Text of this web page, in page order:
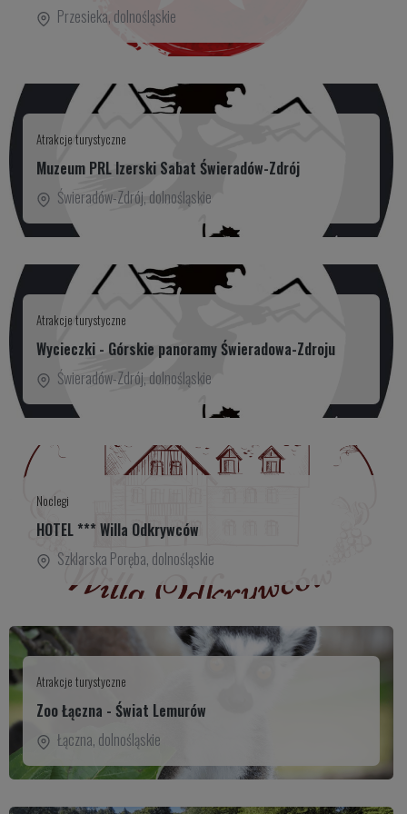
Przesieka, dolnośląskie
Atrakcje turystyczne
Muzeum PRL Izerski Sabat Świeradów-Zdrój
Świeradów-Zdrój, dolnośląskie
Atrakcje turystyczne
Wycieczki - Górskie panoramy Świeradowa-Zdroju
Świeradów-Zdrój, dolnośląskie
Noclegi
HOTEL *** Willa Odkrywców
Szklarska Poręba, dolnośląskie
Atrakcje turystyczne
Zoo Łączna - Świat Lemurów
Łączna, dolnośląskie